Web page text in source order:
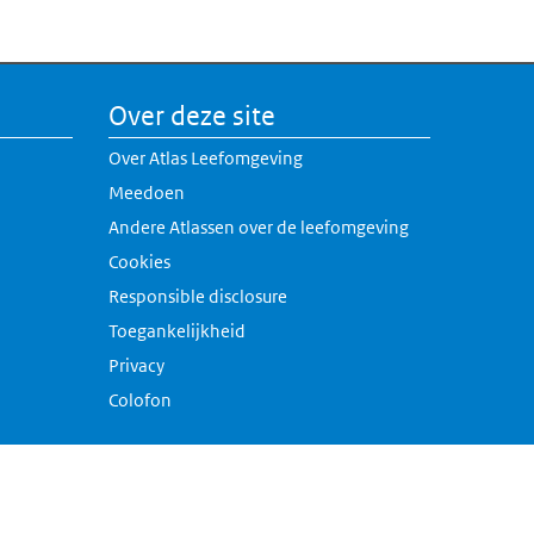
Over deze site
Over Atlas Leefomgeving
Meedoen
Andere Atlassen over de leefomgeving
Cookies
Responsible disclosure
Toegankelijkheid
Privacy
Colofon